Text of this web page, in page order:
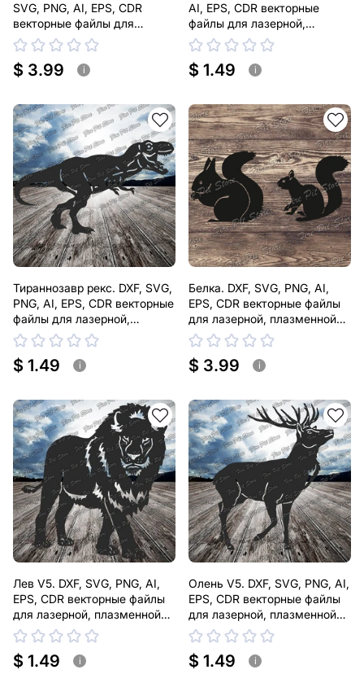
SVG, PNG, AI, EPS, CDR
векторные файлы для
лазерной, плазменной резки
$ 3.99 i
AI, EPS, CDR векторные
файлы для лазерной,
плазменной резки
$ 1.49 i
Тираннозавр рекс. DXF, SVG,
PNG, AI, EPS, CDR векторные
файлы для лазерной,
плазменной резки
$ 1.49 i
Белка. DXF, SVG, PNG, AI,
EPS, CDR векторные файлы
для лазерной, плазменной
резки
$ 3.99 i
Лев V5. DXF, SVG, PNG, AI,
EPS, CDR векторные файлы
для лазерной, плазменной
резки
$ 1.49 i
Олень V5. DXF, SVG, PNG, AI,
EPS, CDR векторные файлы
для лазерной, плазменной
резки
$ 1.49 i